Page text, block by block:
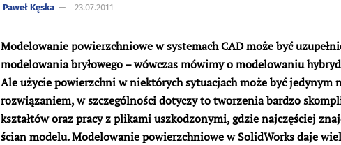
Paweł Kęska 23.07.2011
Modelowanie powierzchniowe w systemach CAD może być
modelowania bryłowego – wówczas mówimy o modelowaniu
Ale użycie powierzchni w niektórych sytuacjach może być jedynym
rozwiązaniem, w szczególności dotyczy to tworzenia bardzo
kształtów oraz pracy z plikami uszkodzonymi, gdzie najczęściej
ścian modelu. Modelowanie powierzchniowe w SolidWorks daje